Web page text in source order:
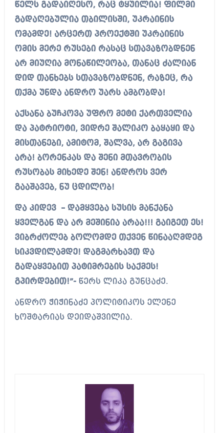
წელს გადაიღესო, რაც ტყუილია! ფილმი
გადაღებულია თბილისში, უკრაინის
ომამდე! არცერთ პროექტში უკრაინის
ომის მერე რუსები რასაც სთავაზობდნენ
არ მიუღია მონაწილეობა, თანაც ძალიან
დიდ თანხებს სთავაზობდნენ, რაზეც, რა
თქმა უნდა ანდრო უარს ამბობდა!
აქსანა ბუჩკოვა უფრო მეტი ქართველია
და პატრიოტი, ვიდრე შალიკო ბაყაყი და
მისთანები, ამიტომ, შალვა, არ გაგივა
არა! ბორენკას და შენი მთავრობის
რუსობას მიხედე შენ! ანდროს ვერ
გააშავებ, ნუ ცდილობ!
და კიდევ – დამყვება სუსის მანქანა
ყველგან და არ მეშინია არაა!!! გაიგეთ ეს!
ვიბრძოლებ ბოლომდე თქვენ წინააღმდეგ
სიკვდილამდე! დაგმარხავთ და
გადაყვებით პატიმრების საქმეს!
გპირდებით!”-წერს ლიკა გუნცაძე.
ანდრო ჭიჭინაძე პოლიტიკოს ელენე
ხოშტარიას დეიდაშვილია.